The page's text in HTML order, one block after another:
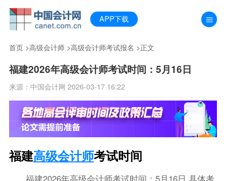
APP下载
首页>高级会计师>高级会计师考试报名 >正文
福建2026年高级会计师考试时间：5月16日
来源：中国会计网 2026-03-17 16:22
福建高级会计师考试时间
福建2026年高级会计师考试时间：5月16日,具体考